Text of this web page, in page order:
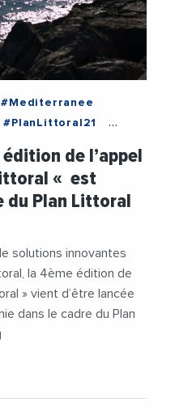
#Mediterranee
#PlanLittoral21
de l’appel
« est
du Plan Littoral
solutions innovantes
la 4ème édition de
» vient d’être lancée
dans le cadre du Plan